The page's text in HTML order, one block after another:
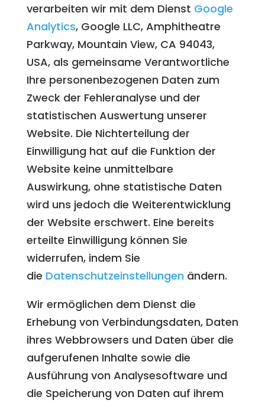
verarbeiten wir mit dem Dienst Google
Analytics, Google LLC, Amphitheatre
Parkway, Mountain View, CA 94043,
USA, als gemeinsame Verantwortliche
Ihre personenbezogenen Daten zum
Zweck der Fehleranalyse und der
statistischen Auswertung unserer
Website. Die Nichterteilung der
Einwilligung hat auf die Funktion der
Website keine unmittelbare
Auswirkung, ohne statistische Daten
wird uns jedoch die Weiterentwicklung
der Website erschwert. Eine bereits
erteilte Einwilligung können Sie
widerrufen, indem Sie
die Datenschutzeinstellungen ändern.
Wir ermöglichen dem Dienst die
Erhebung von Verbindungsdaten, Daten
ihres Webbrowsers und Daten über die
aufgerufenen Inhalte sowie die
Ausführung von Analysesoftware und
die Speicherung von Daten auf ihrem